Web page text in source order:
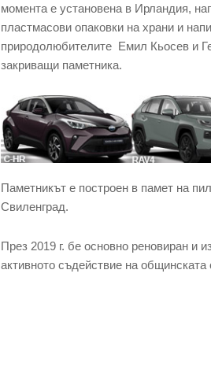
момента е установена в Ирландия,
пластмасови опаковки на храни и
природолюбителите Емил Кьосев и
закриващи паметника.
Паметникът е построен в памет на
Свиленград.
През 2019 г. бе основно реновиран и
активното съдействие на